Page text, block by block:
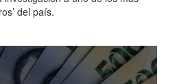
del país.